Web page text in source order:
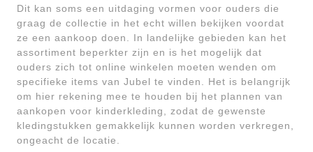
Dit kan soms een uitdaging vormen voor ouders die
graag de collectie in het echt willen bekijken voordat
ze een aankoop doen. In landelijke gebieden kan het
assortiment beperkter zijn en is het mogelijk dat
ouders zich tot online winkelen moeten wenden om
specifieke items van Jubel te vinden. Het is belangrijk
om hier rekening mee te houden bij het plannen van
aankopen voor kinderkleding, zodat de gewenste
kledingstukken gemakkelijk kunnen worden verkregen,
ongeacht de locatie.